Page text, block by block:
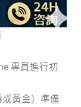
專員進行初
黃金）準備